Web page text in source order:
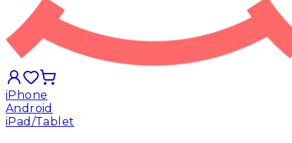
iPhone
Android
iPad/Tablet